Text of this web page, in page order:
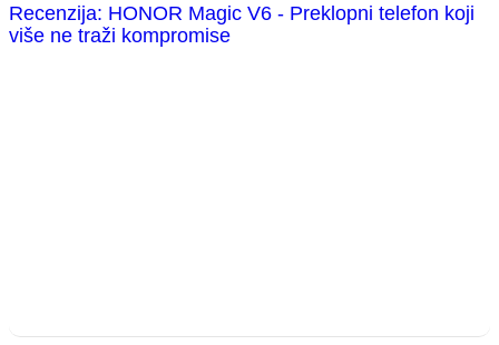
Recenzija: HONOR Magic V6 - Preklopni telefon koji
više ne traži kompromise